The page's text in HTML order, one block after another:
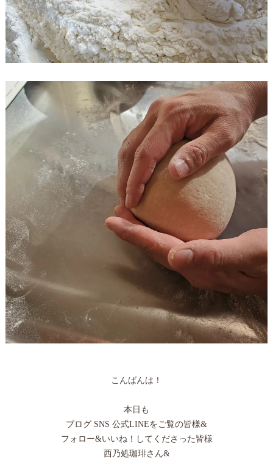
こんばんは！
本日も
ブログ SNS 公式LINEをご覧の皆様&
フォロー&いいね！してくださった皆様
西乃処珈琲さん&